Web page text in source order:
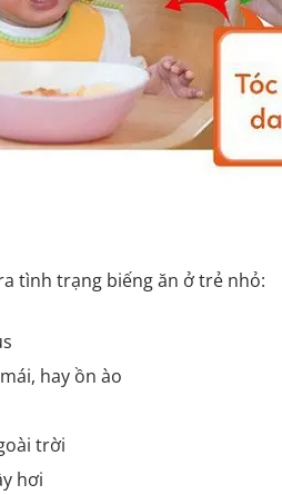
tình trạng biếng ăn ở trẻ nhỏ:
hay ồn ào
trời
hơi